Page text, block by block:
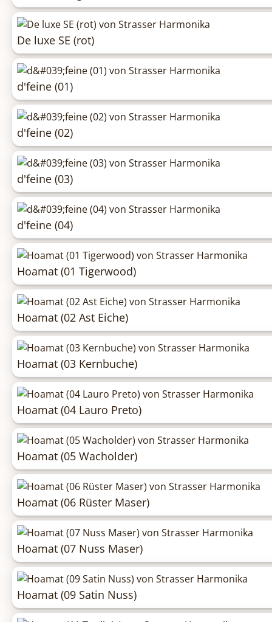
De luxe SE (rot)
d'feine (01)
d'feine (02)
d'feine (03)
d'feine (04)
Hoamat (01 Tigerwood)
Hoamat (02 Ast Eiche)
Hoamat (03 Kernbuche)
Hoamat (04 Lauro Preto)
Hoamat (05 Wacholder)
Hoamat (06 Rüster Maser)
Hoamat (07 Nuss Maser)
Hoamat (09 Satin Nuss)